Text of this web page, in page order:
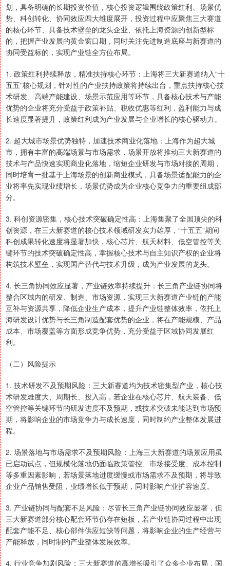
划，具备明确的长期投资价值，核心投资逻辑围绕政策红利、场景优
势、科创转化、协同效应四大维度展开，投资过程中应聚焦三大赛道
的核心环节、具备技术壁垒的龙头企业、依托上海资源的创新型标
的，把握产业发展的黄金窗口期，同时关注先进制造底座与新赛道的
协同受益标的，实现产业链全方位布局。
1. 政策红利持续释放，精准扶持核心环节：上海将三大新赛道纳入“十
五五”核心规划，针对性的产业扶持政策将持续出台，重点扶持核心技
术研发、高端产能建设、场景示范应用等环节，具备核心技术与产能
优势的企业将充分受益于政策补贴、税收优惠等红利，盈利能力与成
长速度显著提升，政策红利成为产业发展与企业增长的核心驱动力。
2. 超大城市场景优势独特，加速技术商业化落地：上海作为超大城
市，拥有丰富的高端场景与市场需求，场景开放将推动三大新赛道的
技术与产品快速实现商业化落地，缩短企业研发与市场对接的周期，
同时培育一批基于上海场景的创新商业模式，具备场景适配能力的企
业将率先实现业绩增长，场景优势成为企业核心竞争力的重要组成部
分。
3. 科创资源密集，核心技术突破确定性高：上海集聚了全国顶尖的科
创资源，在三大新赛道的核心技术领域研发实力雄厚，“十五五”期间
科创成果转化速度将显著加快，核心芯片、航天材料、低空管控等关
键环节的技术突破确定性高，掌握核心技术与自主知识产权的企业将
构筑技术壁垒，实现国产替代与技术升级，成为产业发展的龙头。
4. 长三角协同效应显著，产业链效率持续提升：长三角产业链协同将
整合区域内的研发、制造、市场资源，实现三大新赛道产业链的产能
互补与资源共享，降低企业生产成本，提升产业链整体效率，依托上
海研发设计优势与长三角制造配套优势的企业，将在产能规模、产品
成本、市场覆盖等方面形成竞争优势，充分受益于区域协同发展红
利。
（二）风险提示
1. 技术研发不及预期风险：三大新赛道均为技术密集型产业，核心技
术研发难度大、周期长、投入高，若企业在核心芯片、航天装备、低
空管控等关键环节的研发进度不及预期，或技术突破未能达到市场预
期，将影响企业的市场竞争力与成长速度，同时制约产业整体发展进
程。
2. 场景落地与市场需求不及预期风险：上海三大新赛道的场景应用虽
已启动试点，但规模化落地仍面临政策管控、市场接受度、成本控制
等多重因素影响，若场景落地进度缓慢或市场需求不及预期，将导致
企业产品销售受阻，业绩增长低于预期，同时影响产业扩容速度。
3. 产业链协同与配套不足风险：尽管长三角产业链协同效应显著，但
三大新赛道部分核心配套环节仍存在短板，若产业链协同过程中出现
配套产能不足、核心部件供应短缺等问题，将影响企业的生产经营与
产能释放，同时制约产业整体发展效率。
4. 行业竞争加剧风险：三大新赛道的高增长吸引了众多企业布局，国